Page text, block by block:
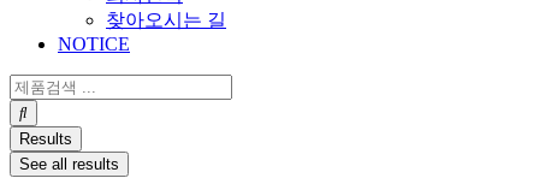
찾아오시는 길
NOTICE
Search
...
Results
See all results